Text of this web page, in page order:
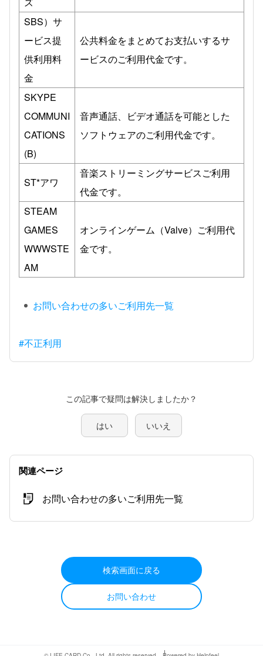
SBS）サ
ービス提
供利用料
金
公共料金をまとめてお支払いするサ
ービスのご利用代金です。
SKYPE
COMMUNI
CATIONS
(B)
音声通話、ビデオ通話を可能とした
ソフトウェアのご利用代金です。
ST*アワ
音楽ストリーミングサービスご利用
代金です。
STEAM
GAMES
WWWSTE
AM
オンラインゲーム（Valve）ご利用代
金です。
お問い合わせの多いご利用先一覧
#不正利用
この記事で疑問は解決しましたか？
はい いいえ
関連ページ
お問い合わせの多いご利用先一覧
検索画面に戻る
お問い合わせ